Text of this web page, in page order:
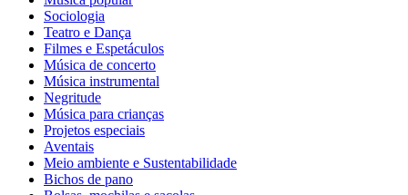
Sociologia
Teatro e Dança
Filmes e Espetáculos
Música de concerto
Música instrumental
Negritude
Música para crianças
Projetos especiais
Aventais
Meio ambiente e Sustentabilidade
Bichos de pano